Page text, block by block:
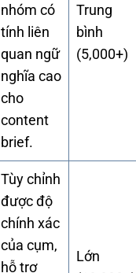
nhóm có
tính liên
quan ngữ
nghĩa cao
cho
content
brief.
Trung
bình
(5,000+)
Tùy chỉnh
được độ
chính xác
của cụm,
hỗ trợ
Lớn